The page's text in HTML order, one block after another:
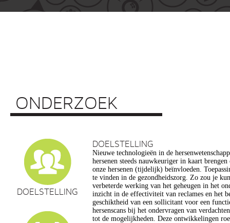
ONDERZOEK
DOELSTELLING
DOELSTELLING
Nieuwe technologieën in de
hersenen steeds nauwkeuriger in kaart
onze hersenen (tijdelijk) beïnvloeden.
te vinden in de gezondheidszorg. Zo zou je
verbeterde werking van het geheugen in het
inzicht in de effectiviteit van reclames en het
geschiktheid van een sollicitant voor een
hersenscans bij het ondervragen van
tot de mogelijkheden. Deze ontwikkelingen
vragen op, onder meer op het gebied van de
privacy, gelijkheid, stigmatisering),
en veranderingen in ons normen en waarden
commerciële toepassing van een aantal van
een extra reden voor zorg. Het doel van dit
maatschappelijk verantwoorde ontwikkeling van
de hersenwetenschappen te realiseren,